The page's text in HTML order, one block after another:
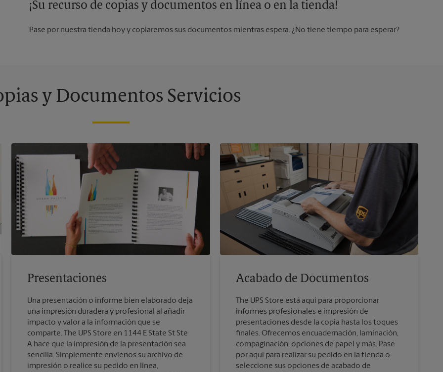
¡Su recurso de copias y documentos en línea o en la tienda!
Pase por nuestra tienda hoy y copiaremos sus documentos mientras espera. ¿No tiene tiempo para esperar?
y Documentos Servicios
Presentaciones
Una presentación o informe bien elaborado deja
una impresión duradera y profesional al añadir
impacto y valor a la información que se
comparte. The UPS Store en 1144 E State St Ste
A hace que la impresión de la presentación sea
sencilla. Simplemente envíenos su archivo de
impresión o realice su pedido en línea,
Acabado de Documentos
The UPS Store está aquí para proporcionar
informes profesionales e impresión de
presentaciones desde la copia hasta los toques
finales. Ofrecemos encuadernación, laminación,
compaginación, opciones de papel y más. Pase
por aquí para realizar su pedido en la tienda o
seleccione sus opciones de acabado de